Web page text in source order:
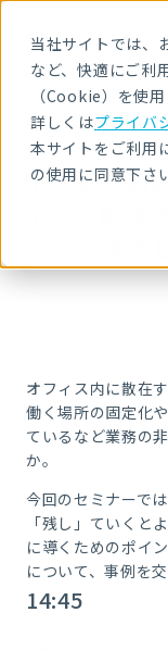
当社サイトでは、
など、快適にご利
（Cookie）を使用
詳しくはプライバ
本サイトをご利用
の使用に同意下さい
HOME
セキュリティセ
オフィスの紙文書そのま
すものの使い方を考える～
オフィスの
か？～削
て、残
オフィス内に散在
働く場所の固定化
ているなど業務の
か。
今回のセミナーで
「残し」ていくと
に導くためのポイ
について、事例を
14:45 ＜